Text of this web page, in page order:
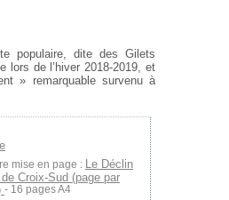
populaire, dite des Gilets
lors de l’hiver 2018-2019, et
» remarquable survenu à
mise en page : Le Déclin
Croix-Sud (page par
- 16 pages A4